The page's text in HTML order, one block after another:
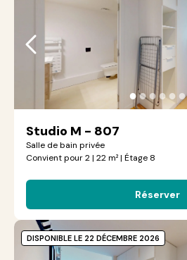
●●●●● ●
Studio M - 807
Salle de bain privée
Convient pour 2 | 22 m² | Étage 8
Réserver
DISPONIBLE LE 22 DÉCEMBRE 2026